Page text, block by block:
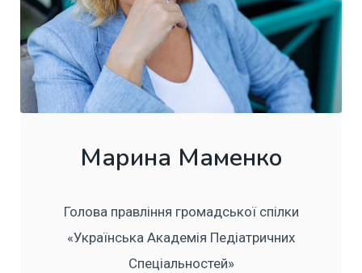
Марина Маменко
Голова правління громадської спілки
«Українська Академія Педіатричних
Спеціальностей»